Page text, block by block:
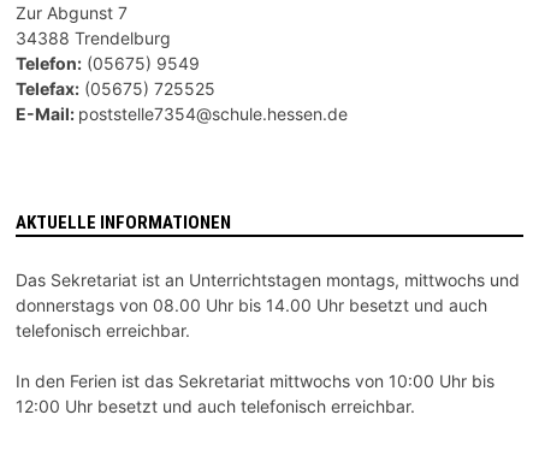
Zur Abgunst 7
34388 Trendelburg
Telefon:(05675) 9549
Telefax:(05675) 725525
E-Mail: poststelle7354@schule.hessen.de
AKTUELLE INFORMATIONEN
Das Sekretariat ist an Unterrichtstagen montags, mittwochs und
donnerstags von 08.00 Uhr bis 14.00 Uhr besetzt und auch
telefonisch erreichbar.
In den Ferien ist das Sekretariat mittwochs von 10:00 Uhr bis
12:00 Uhr besetzt und auch telefonisch erreichbar.